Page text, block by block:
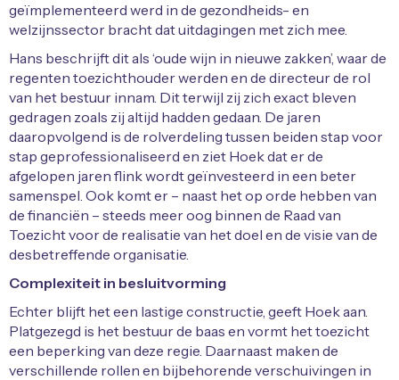
geïmplementeerd werd in de gezondheids- en
welzijnssector bracht dat uitdagingen met zich mee.
Hans beschrijft dit als ‘oude wijn in nieuwe zakken’, waar de
regenten toezichthouder werden en de directeur de rol
van het bestuur innam. Dit terwijl zij zich exact bleven
gedragen zoals zij altijd hadden gedaan. De jaren
daaropvolgend is de rolverdeling tussen beiden stap voor
stap geprofessionaliseerd en ziet Hoek dat er de
afgelopen jaren flink wordt geïnvesteerd in een beter
samenspel. Ook komt er – naast het op orde hebben van
de financiën – steeds meer oog binnen de Raad van
Toezicht voor de realisatie van het doel en de visie van de
desbetreffende organisatie.
Complexiteit in besluitvorming
Echter blijft het een lastige constructie, geeft Hoek aan.
Platgezegd is het bestuur de baas en vormt het toezicht
een beperking van deze regie. Daarnaast maken de
verschillende rollen en bijbehorende verschuivingen in